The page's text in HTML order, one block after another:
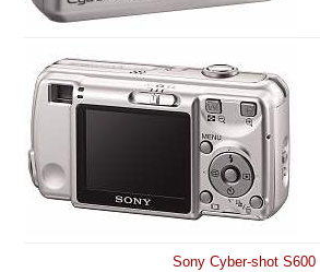
Sony Cyber-shot S600